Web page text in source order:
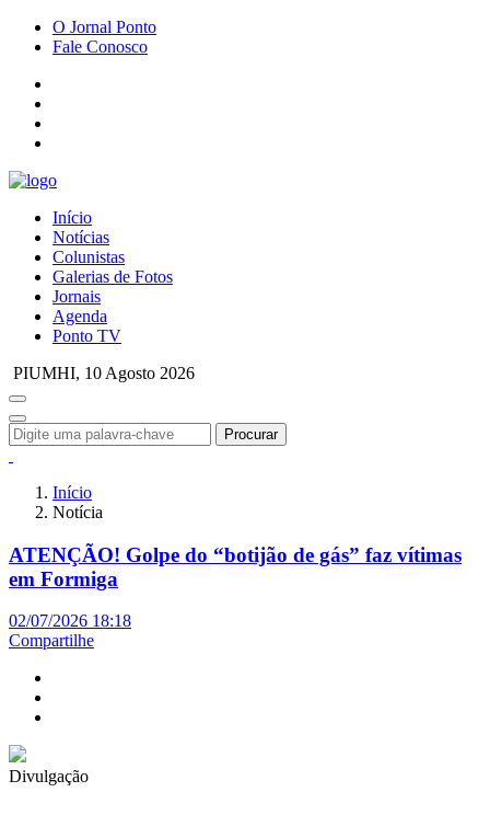
O Jornal Ponto
Fale Conosco
Início
Notícias
Colunistas
Galerias de Fotos
Jornais
Agenda
Ponto TV
PIUMHI, 10 Agosto 2026
Procurar
Início
Notícia
ATENÇÃO! Golpe do “botijão de gás” faz vítimas
em Formiga
02/07/2026 18:18
Compartilhe
Divulgação